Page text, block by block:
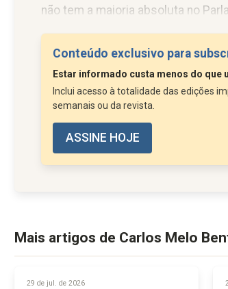
não tem a maioria absoluta no
(não a minha) de que tal governo
Conteúdo exclusivo para
Estar informado custa menos do que
Inclui acesso à totalidade das edições
semanais ou da revista.
ASSINE HOJE
Mais artigos de Carlos Melo
29 de jul. de 2026